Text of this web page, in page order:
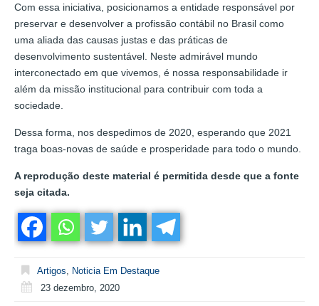
Com essa iniciativa, posicionamos a entidade responsável por
preservar e desenvolver a profissão contábil no Brasil como
uma aliada das causas justas e das práticas de
desenvolvimento sustentável. Neste admirável mundo
interconectado em que vivemos, é nossa responsabilidade ir
além da missão institucional para contribuir com toda a
sociedade.
Dessa forma, nos despedimos de 2020, esperando que 2021
traga boas-novas de saúde e prosperidade para todo o mundo.
A reprodução deste material é permitida desde que a fonte
seja citada.
Artigos
Noticia Em Destaque
23 dezembro, 2020